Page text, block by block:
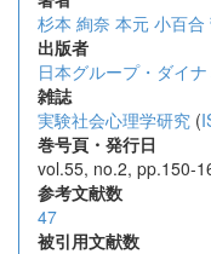
杉本 絢奈 本元 小百合
出版者
日本グループ・ダイ
雑誌
実験社会心理学研究 (
巻号頁・発行日
vol.55, no.2, pp.150-
参考文献数
47
被引用文献数